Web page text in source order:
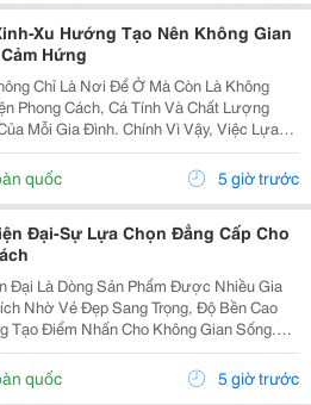
Xu Hướng Tạo Nên Không Gian
Hứng
Chỉ Là Nơi Để Ở Mà Còn Là Không
Phong Cách, Cá Tính Và Chất Lượng
Mỗi Gia Đình. Chính Vì Vậy, Việc Lựa
Xinh Đang Trở Thành Xu Hướng Được
Quan Tâm Khi Muốn Biến Không Gian
quốc 5 giờ trước
Đại-Sự Lựa Chọn Đẳng Cấp Cho
Đại Là Dòng Sản Phẩm Được Nhiều Gia
Nhờ Vẻ Đẹp Sang Trọng, Độ Bền Cao
Tạo Điểm Nhấn Cho Không Gian Sống.
Tế Cùng Chất Liệu Da Cao Cấp, Sofa
Lại Cảm Giác Thoải Mái Mà Còn Thể...
quốc 5 giờ trước